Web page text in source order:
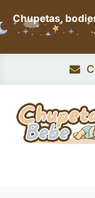
Chupetas,